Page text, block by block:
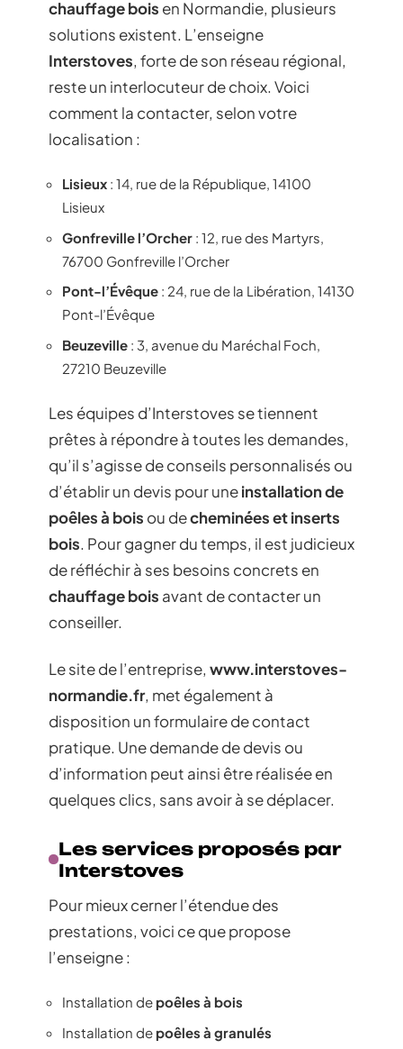
chauffage bois en Normandie, plusieurs
solutions existent. L’enseigne
Interstoves, forte de son réseau régional,
reste un interlocuteur de choix. Voici
comment la contacter, selon votre
localisation :
Lisieux : 14, rue de la République, 14100
Lisieux
Gonfreville l’Orcher : 12, rue des Martyrs,
76700 Gonfreville l’Orcher
Pont-l’Évêque : 24, rue de la Libération, 14130
Pont-l’Évêque
Beuzeville : 3, avenue du Maréchal Foch,
27210 Beuzeville
Les équipes d’Interstoves se tiennent
prêtes à répondre à toutes les demandes,
qu’il s’agisse de conseils personnalisés ou
d’établir un devis pour uneinstallation de
poêles à bois ou decheminées et inserts
bois. Pour gagner du temps, il est judicieux
de réfléchir à ses besoins concrets en
chauffage bois avant de contacter un
conseiller.
Le site de l’entreprise, www.interstoves-
normandie.fr, met également à
disposition un formulaire de contact
pratique. Une demande de devis ou
d’information peut ainsi être réalisée en
quelques clics, sans avoir à se déplacer.
Les services proposés par
Interstoves
Pour mieux cerner l’étendue des
prestations, voici ce que propose
l’enseigne :
Installation de poêles à bois
Installation de poêles à granulés